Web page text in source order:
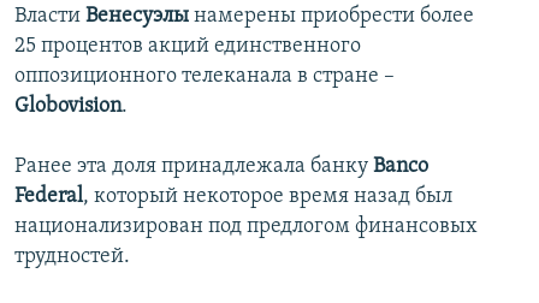
MULTIMEDIA
VIDEO
FOTOQALEREYA
KARIKATURA
RADIO ARXIV
OXU ZALI
İSLAM VƏ DEMOKRATIYA
İZ - MƏDƏNIYYƏT PROQRAMI
HAQQIMIZDA
PEŞƏ ETIKASI VƏ JURNALISTIKA STANDARTLARIMIZ
MATERIALLARIMIZDAN ISTIFADƏ
BIZI IZLƏ
Власти Венесуэлы намерены приобрести более
25 процентов акций единственного
оппозиционного телеканала в стране –
Globovision.
Ранее эта доля принадлежала банку Banco
Federal, который некоторое время назад был
национализирован под предлогом финансовых
трудностей.